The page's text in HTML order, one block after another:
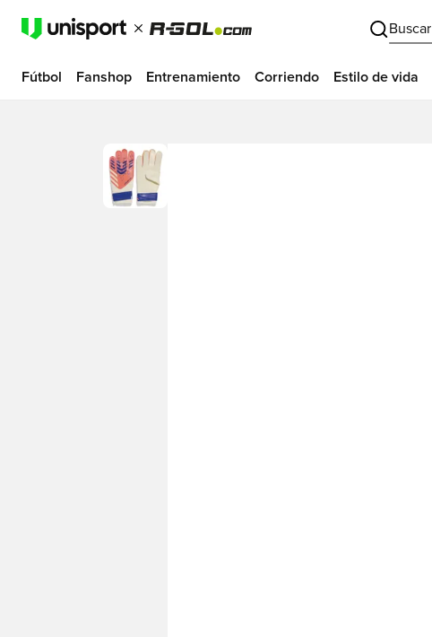
Buscar
Fútbol Fanshop Entrenamiento Corriendo Estilo de vida